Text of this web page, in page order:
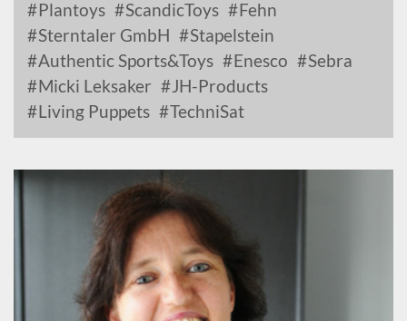
Plantoys
ScandicToys
Fehn
Sterntaler GmbH
Stapelstein
Authentic Sports&Toys
Enesco
Sebra
Micki Leksaker
JH-Products
Living Puppets
TechniSat